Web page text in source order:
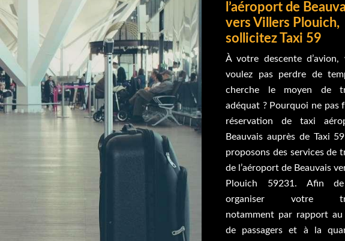
l’aéroport de
vers Villers Plouich,
sollicitez Taxi 59
À votre descente d’avion,
voulez pas perdre de
cherche le moyen de
adéquat ? Pourquoi ne pas
réservation de taxi
Beauvais auprès de Taxi
proposons des services de
de l’aéroport de Beauvais
Plouich 59231. Afin
organiser votre
notamment par rapport au
de passagers et à la